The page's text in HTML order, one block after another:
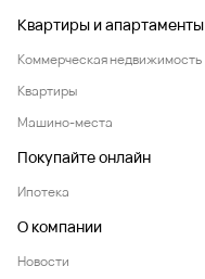
Квартиры и апартаменты
Коммерческая недвижимость
Квартиры
Машино-места
Покупайте онлайн
Ипотека
О компании
Новости